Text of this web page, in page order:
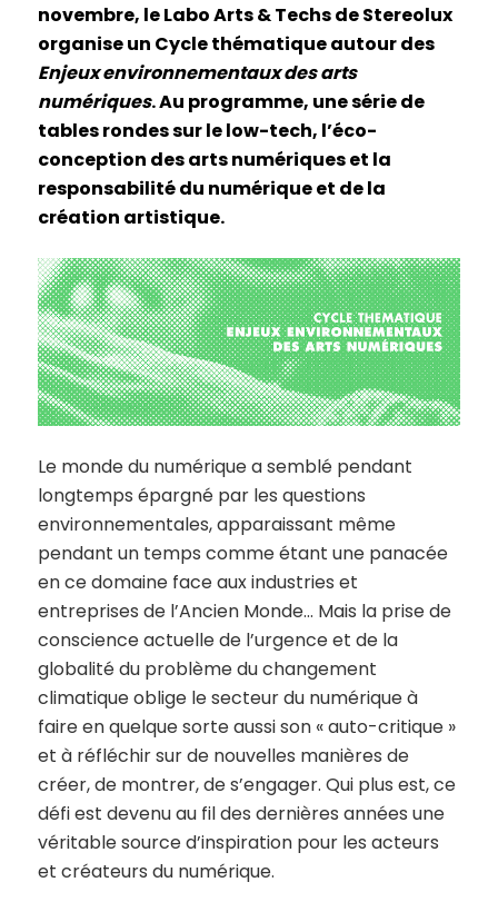
novembre, le Labo Arts & Techs de Stereolux
organise un Cycle thématique autour des
Enjeux environnementaux des arts
numériques. Au programme, une série de
tables rondes sur le low-tech, l’éco-
conception des arts numériques et la
responsabilité du numérique et de la
création artistique.
Le monde du numérique a semblé pendant
longtemps épargné par les questions
environnementales, apparaissant même
pendant un temps comme étant une panacée
en ce domaine face aux industries et
entreprises de l’Ancien Monde… Mais la prise de
conscience actuelle de l’urgence et de la
globalité du problème du changement
climatique oblige le secteur du numérique à
faire en quelque sorte aussi son « auto-critique »
et à réfléchir sur de nouvelles manières de
créer, de montrer, de s’engager. Qui plus est, ce
défi est devenu au fil des dernières années une
véritable source d’inspiration pour les acteurs
et créateurs du numérique.